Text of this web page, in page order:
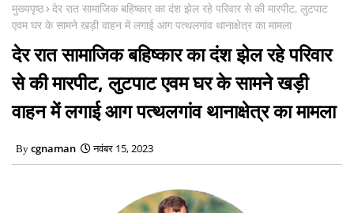
मुख्यपृष्ठ देर रात सामाजिक बहिष्कार का दंश झेल रहे परिवार से की मारपीट, लुटपाट
एवम घर के सामने खड़ी वाहन में लगाई आग पत्थलगांव थानाक्षेत्र का मामला
देर रात सामाजिक बहिष्कार का दंश झेल रहे परिवार
से की मारपीट, लुटपाट एवम घर के सामने खड़ी
वाहन में लगाई आग पत्थलगांव थानाक्षेत्र का मामला
cgnaman नवंबर 15, 2023